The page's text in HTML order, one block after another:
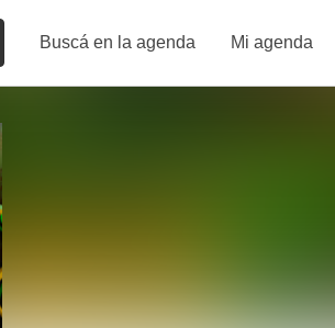
Buscá en la agenda Mi agenda